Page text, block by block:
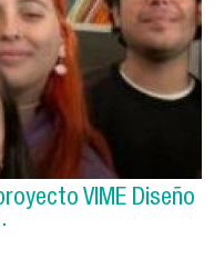
VIME Diseño